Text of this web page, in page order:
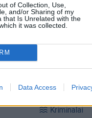
of Collection, Use,
and/or Sharing of my
that Is Unrelated with the
it was collected.
Data Access
Kriminalai